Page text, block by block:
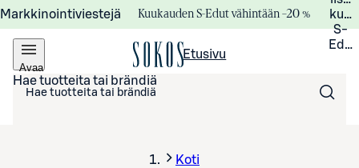
Markkinointiviestejä Kuukauden S-Edut vähintään –20 %
S-
Avaa
valikko
Etusivu
Hae tuotteita tai brändiä
Koti